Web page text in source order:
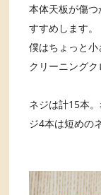
本体天板が傷
すすめします。
僕はちょっと
クリーニングク
ネジは計15本
ジ4本は短めの